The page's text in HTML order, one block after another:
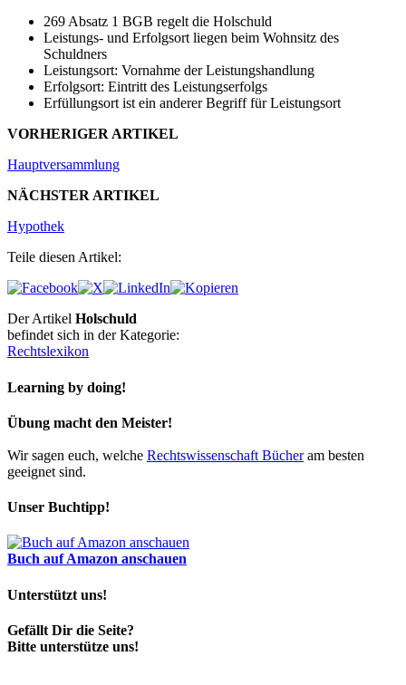
269 Absatz 1 BGB regelt die Holschuld
Leistungs- und Erfolgsort liegen beim Wohnsitz des
Schuldners
Leistungsort: Vornahme der Leistungshandlung
Erfolgsort: Eintritt des Leistungserfolgs
Erfüllungsort ist ein anderer Begriff für Leistungsort
VORHERIGER ARTIKEL
Hauptversammlung
NÄCHSTER ARTIKEL
Hypothek
Teile diesen Artikel:
Der Artikel Holschuld
befindet sich in der Kategorie:
Rechtslexikon
Learning by doing!
Übung macht den Meister!
Wir sagen euch, welche Rechtswissenschaft Bücheram besten
geeignet sind.
Unser Buchtipp!
Buch auf Amazon anschauen
Unterstützt uns!
Gefällt Dir die Seite?
Bitte unterstütze uns!